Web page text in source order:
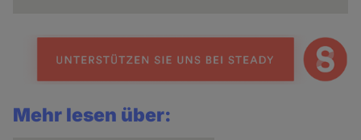
Mehr lesen über: